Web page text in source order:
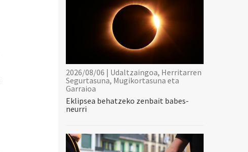
2026/08/06 | Udaltzaingoa, Herritarren
Segurtasuna, Mugikortasuna eta
Garraioa
Eklipsea behatzeko zenbait babes-
neurri